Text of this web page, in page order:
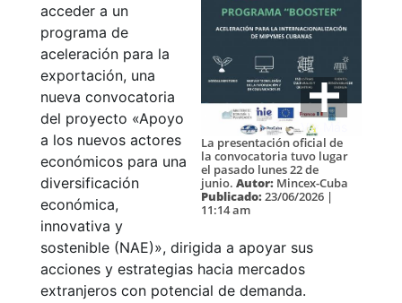
Ver Más
La presentación oficial de
la convocatoria tuvo lugar
el pasado lunes 22 de
junio. Autor: Mincex-Cuba
Publicado: 23/06/2026 |
11:14 am
acceder a un
programa de
aceleración para la
exportación, una
nueva convocatoria
del proyecto «Apoyo
a los nuevos actores
económicos para una
diversificación
económica,
innovativa y
sostenible (NAE)», dirigida a apoyar sus
acciones y estrategias hacia mercados
extranjeros con potencial de demanda.